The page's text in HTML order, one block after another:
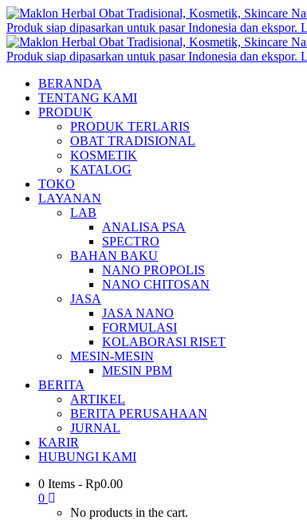
BERANDA
TENTANG KAMI
PRODUK
PRODUK TERLARIS
OBAT TRADISIONAL
KOSMETIK
KATALOG
TOKO
LAYANAN
LAB
ANALISA PSA
SPECTRO
BAHAN BAKU
NANO PROPOLIS
NANO CHITOSAN
JASA
JASA NANO
FORMULASI
KOLABORASI RISET
MESIN-MESIN
MESIN PBM
BERITA
ARTIKEL
BERITA PERUSAHAAN
JURNAL
KARIR
HUBUNGI KAMI
0 Items - Rp0.00
0
No products in the cart.